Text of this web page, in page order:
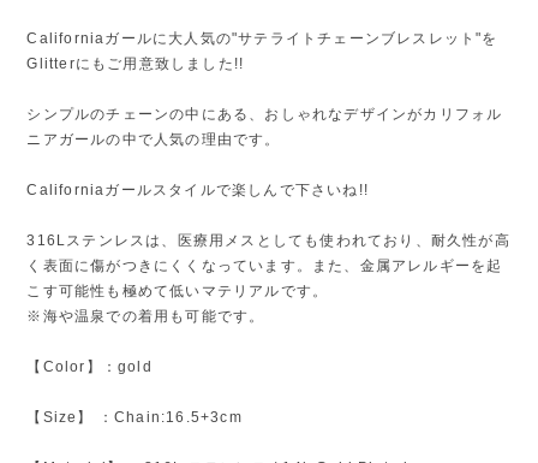
Californiaガールに大人気の"サテライトチェーンブレスレット"を
Glitterにもご用意致しました!!
シンプルのチェーンの中にある、おしゃれなデザインがカリフォル
ニアガールの中で人気の理由です。
Californiaガールスタイルで楽しんで下さいね!!
316Lステンレスは、医療用メスとしても使われており、耐久性が高
く表面に傷がつきにくくなっています。また、金属アレルギーを起
こす可能性も極めて低いマテリアルです。
※海や温泉での着用も可能です。
【Color】：gold
【Size】 ：Chain:16.5+3cm